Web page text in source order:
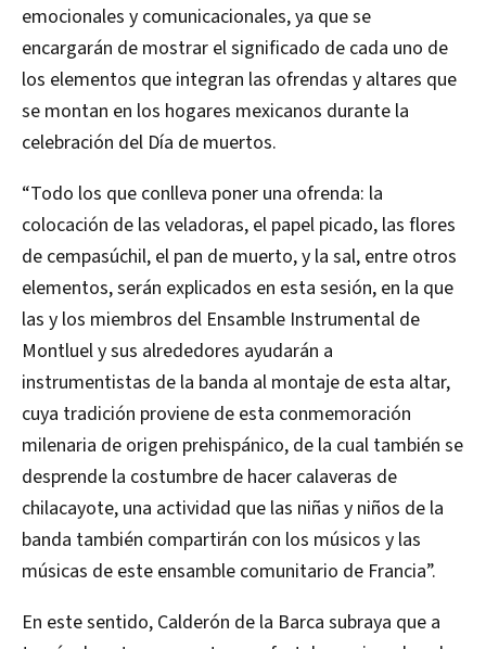
emocionales y comunicacionales, ya que se
encargarán de mostrar el significado de cada uno de
los elementos que integran las ofrendas y altares que
se montan en los hogares mexicanos durante la
celebración del Día de muertos.
“Todo los que conlleva poner una ofrenda: la
colocación de las veladoras, el papel picado, las flores
de cempasúchil, el pan de muerto, y la sal, entre otros
elementos, serán explicados en esta sesión, en la que
las y los miembros del Ensamble Instrumental de
Montluel y sus alrededores ayudarán a
instrumentistas de la banda al montaje de esta altar,
cuya tradición proviene de esta conmemoración
milenaria de origen prehispánico, de la cual también se
desprende la costumbre de hacer calaveras de
chilacayote, una actividad que las niñas y niños de la
banda también compartirán con los músicos y las
músicas de este ensamble comunitario de Francia”.
En este sentido, Calderón de la Barca subraya que a